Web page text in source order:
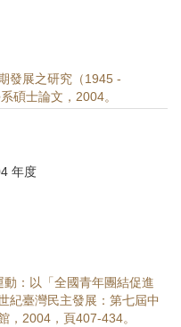
發展之研究（1945 -
碩士論文，2004。
年度
動：以「全國青年團結促進
紀臺灣民主發展：第七屆中
，2004，頁407-434。